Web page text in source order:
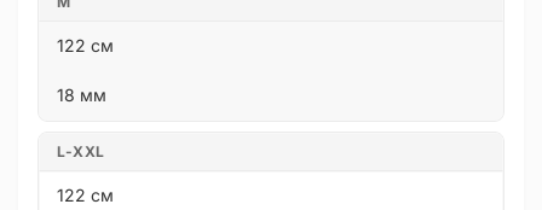
122 см
18 мм
L-XXL
122 см